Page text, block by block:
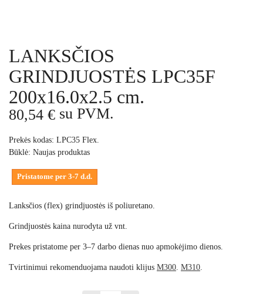
LANKSČIOS
GRINDJUOSTĖS LPC35F
200x16.0x2.5 cm.
80,54 € su PVM.
Prekės kodas: LPC35 Flex.
Būklė: Naujas produktas
Pristatome per 3-7 d.d.
Lanksčios (flex) grindjuostės iš poliuretano.
Grindjuostės kaina nurodyta už vnt.
Prekes pristatome per 3–7 darbo dienas nuo apmokėjimo dienos.
Tvirtinimui rekomenduojama naudoti klijus M300. M310.